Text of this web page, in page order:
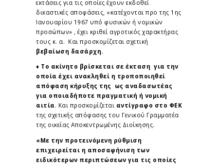
εκτάσεις για τις οποίες έχουν εκδοθεί
δικαστικές αποφάσεις, «κατέχονται προ της 1ης
Ιανουαρίου 1967 υπό φυσικών ή νομικών
προσώπων» , έχει κριθεί αγροτικός χαρακτήρας
τους κ. α. Και προσκομίζεται σχετική
βεβαίωση δασάρχη.
♦ Το ακίνητο βρίσκεται σε έκταση για την
οποία έχει ανακληθεί η τροποποιηθεί
απόφαση κήρυξης της ως αναδασωτέας
για οποιαδήποτε πραγματική ή νομική
αιτία. Και προσκομίζεται αντίγραφο στο ΦΕΚ
της σχετικής απόφασης του Γενικού Γραμματέα
της οικείας Αποκεντρωμένης Διοίκησης.
«Με την προτεινόμενη ρύθμιση
επιχειρείται η αποσαφήνιση των
ειδικότερων περιπτώσεων για τις οποίες